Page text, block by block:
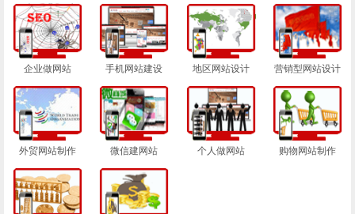
企业做网站 手机网站建设 地区网站设计 营销型网站设计
外贸网站制作 微信建网站 个人做网站 购物网站制作